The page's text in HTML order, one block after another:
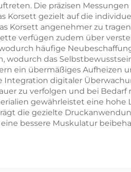
Die präzisen
Korsett gezielt auf die
Korsett angenehmer zu
verfügen zudem über
häufige
wodurch das
ein übermäßiges Aufheizen
Integration digitaler
zu verfolgen und bei
gewährleistet eine
die gezielte
bessere Muskulatur